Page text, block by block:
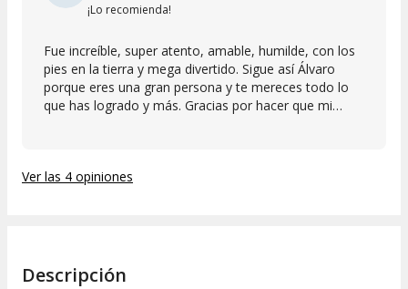
¡Lo recomienda!
Fue increíble, super atento, amable, humilde, con los
pies en la tierra y mega divertido. Sigue así Álvaro
porque eres una gran persona y te mereces todo lo
que has logrado y más. Gracias por hacer que mi
Ver las 4 opiniones
Descripción